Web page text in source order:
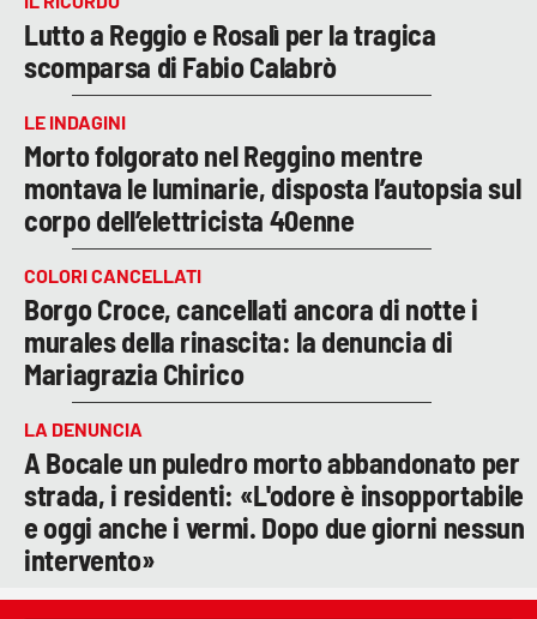
Lutto a Reggio e Rosalì per la tragica
scomparsa di Fabio Calabrò
LE INDAGINI
Morto folgorato nel Reggino mentre
montava le luminarie, disposta l’autopsia sul
corpo dell’elettricista 40enne
COLORI CANCELLATI
Borgo Croce, cancellati ancora di notte i
murales della rinascita: la denuncia di
Mariagrazia Chirico
LA DENUNCIA
A Bocale un puledro morto abbandonato per
strada, i residenti: «L'odore è insopportabile
e oggi anche i vermi. Dopo due giorni nessun
intervento»